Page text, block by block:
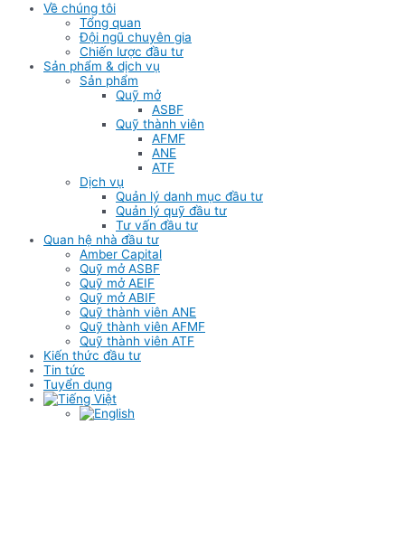
Về chúng tôi
Tổng quan
Đội ngũ chuyên gia
Chiến lược đầu tư
Sản phẩm & dịch vụ
Sản phẩm
Quỹ mở
ASBF
Quỹ thành viên
AFMF
ANE
ATF
Dịch vụ
Quản lý danh mục đầu tư
Quản lý quỹ đầu tư
Tư vấn đầu tư
Quan hệ nhà đầu tư
Amber Capital
Quỹ mở ASBF
Quỹ mở AEIF
Quỹ mở ABIF
Quỹ thành viên ANE
Quỹ thành viên AFMF
Quỹ thành viên ATF
Kiến thức đầu tư
Tin tức
Tuyển dụng